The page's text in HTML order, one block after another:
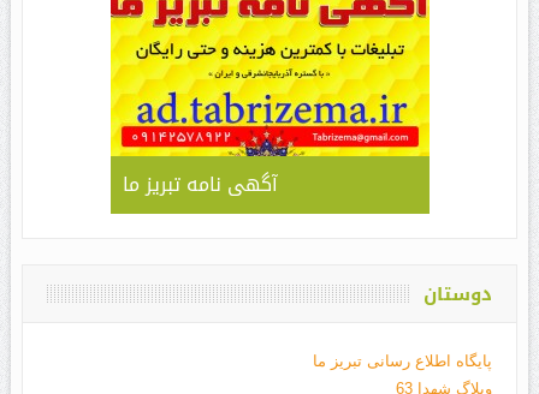
آگهی نامه تبریز ما
دوستان
پایگاه اطلاع رسانی تبریز ما
وبلاگ شهدا 63